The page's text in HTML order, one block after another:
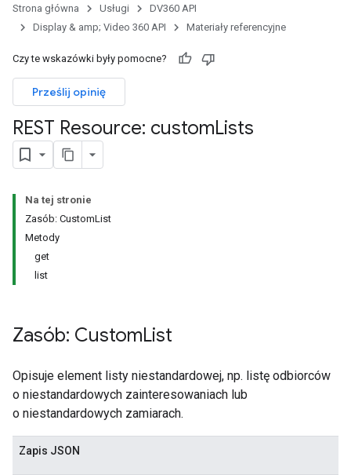
Strona główna Usługi
DV360 API
Display & amp; Video 360 API
Materiały referencyjne
Czy te wskazówki były pomocne?
Prześlij opinię
REST Resource: customLists
Na tej stronie
Zasób: CustomList
Metody
get
list
Zasób: CustomList
Opisuje element listy niestandardowej, np. listę odbiorców
o niestandardowych zainteresowaniach lub
o niestandardowych zamiarach.
Zapis JSON